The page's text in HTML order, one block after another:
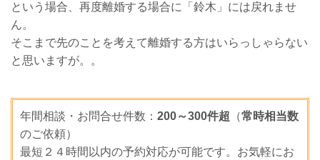
という場合、再度離婚する場合に「鈴木」には戻れませ
ん。
そこまで先のことを考えて離婚する方はいらっしゃらない
と思いますが。。
年間相談・お問合せ件数： 200～300件超 （常時相当数
のご依頼）
最短２４時間以内の予約対応が可能です。お気軽にお